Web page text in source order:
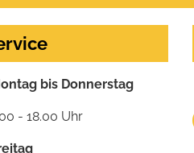
bis Donnerstag
- 18.00 Uhr